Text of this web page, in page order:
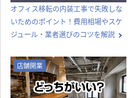
オフィス移転の内装工事で失敗しな
いためのポイント！費用相場やスケ
ジュール・業者選びのコツを解説
店舗開業